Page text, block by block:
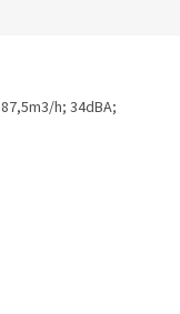
h; 34dBA;